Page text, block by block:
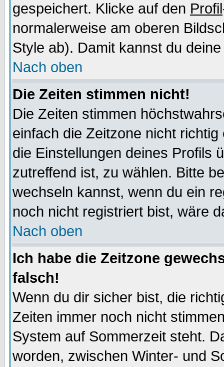
gespeichert. Klicke auf den Profil
normalerweise am oberen
Style ab). Damit kannst du
Nach oben
Die Zeiten stimmen nicht!
Die Zeiten stimmen
einfach die Zeitzone nicht
die Einstellungen deines Profils
zutreffend ist, zu wählen. Bitte
wechseln kannst, wenn du ein
noch nicht registriert bist, wäre
Nach oben
Ich habe die Zeitzone
falsch!
Wenn du dir sicher bist, die
Zeiten immer noch nicht
System auf Sommerzeit steht.
worden, zwischen Winter- und